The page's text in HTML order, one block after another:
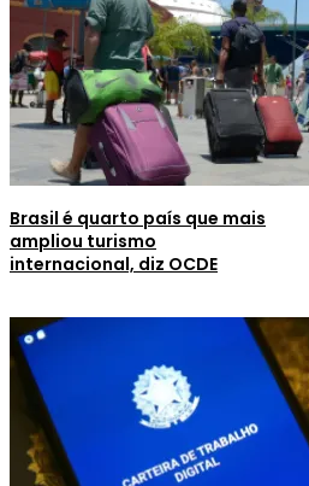
Brasil é quarto país que mais
ampliou turismo
internacional, diz OCDE